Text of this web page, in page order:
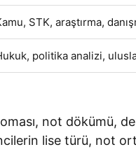
STK, araştırma,
politika analizi,
not dökümü,
lise türü, not